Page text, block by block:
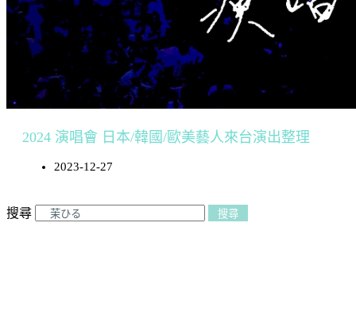
2024 演唱會 日本/韓國/歐美藝人來台演出整理
2023-12-27
搜尋 搜尋